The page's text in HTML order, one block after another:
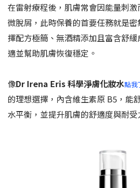
在雷射療程後，肌膚常會因能量刺
微脫屑，此時保養的首要任務就是
擇配方極簡、無酒精添加且富含舒
適並幫助肌膚恢復穩定。
像Dr Irena Eris 科學淨膚化妝水點我
的理想選擇，內含維生素原 B5，能
水平衡，並提升肌膚的舒適度與耐受